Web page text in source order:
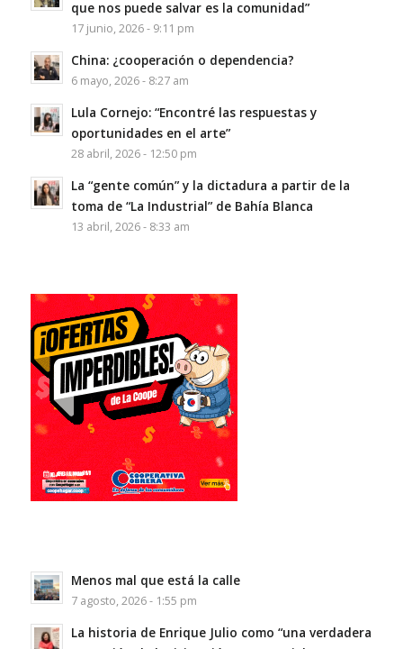
que nos puede salvar es la comunidad”
17 junio, 2026 - 9:11 pm
China: ¿cooperación o dependencia?
6 mayo, 2026 - 8:27 am
Lula Cornejo: “Encontré las respuestas y
oportunidades en el arte”
28 abril, 2026 - 12:50 pm
La “gente común” y la dictadura a partir de la
toma de “La Industrial” de Bahía Blanca
13 abril, 2026 - 8:33 am
Menos mal que está la calle
7 agosto, 2026 - 1:55 pm
La historia de Enrique Julio como “una verdadera